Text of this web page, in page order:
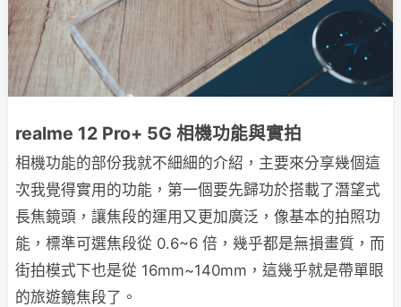
realme 12 Pro+ 5G 相機功能與實拍
相機功能的部份我就不細細的介紹，主要來分享幾個這
次我覺得實用的功能，第一個要先歸功於搭載了潛望式
長焦鏡頭，讓焦段的運用又更加廣泛，像基本的拍照功
能，標準可選焦段從 0.6~6 倍，幾乎都是無損畫質，而
街拍模式下也是從 16mm~140mm，這幾乎就是帶單眼
的旅遊鏡焦段了。